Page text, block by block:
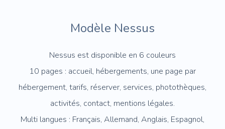
Modèle Nessus
Nessus est disponible en 6 couleurs
10 pages : accueil, hébergements, une page par
hébergement, tarifs, réserver, services, photothèques,
activités, contact, mentions légales.
Multi langues : Français, Allemand, Anglais, Espagnol,